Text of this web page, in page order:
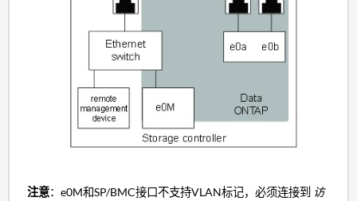
注意：e0M和SP/BMC接口不支持VLAN标记，必须连接到 访